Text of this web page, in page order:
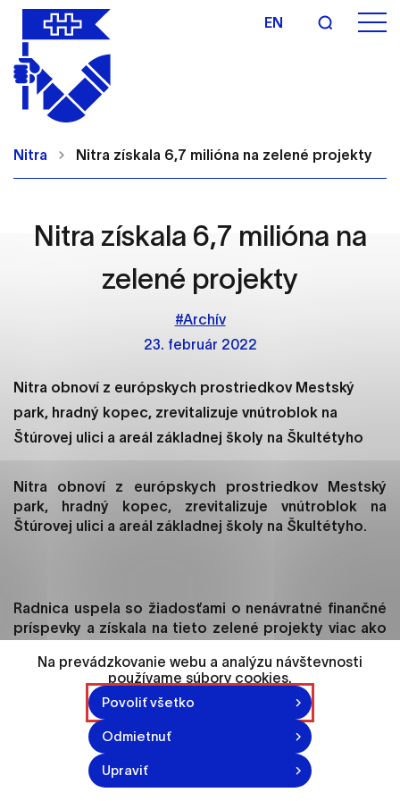
EN
Nitra Nitra získala 6,7 milióna na zelené projekty
Nitra získala 6,7 milióna na
zelené projekty
23. február 2022
#Archív
Nitra obnoví z európskych prostriedkov Mestský
park, hradný kopec, zrevitalizuje vnútroblok na
Štúrovej ulici a areál základnej školy na Škultétyho
Nitra obnoví z európskych prostriedkov Mestský
park, hradný kopec, zrevitalizuje vnútroblok na
Štúrovej ulici a areál základnej školy na Škultétyho.
Radnica uspela so žiadosťami o nenávratné finančné
príspevky a získala na tieto zelené projekty viac ako
Vynovené detské ihriská doplnené o inkluzívne prvky,
nová bohatšia výsadba, workout prvky pre seniorov,
zrevitalizované chodníky z prírodných materiálov,
pikniková lúka s miestami na grilovanie, vyhliadkové
mólo nad zvieracou oborou, ale aj nové osvetlenie,
lavičky či opravená žabia fontána. Mestský park v Nitre
Na prevádzkovanie webu a analýzu návštevnosti
používame súbory cookies.
Povoliť všetko
Odmietnuť
Upraviť
Nastavenie cookies
stránky môžu ukladať informácie o vašej aktivite a
preferenciách. Používajú sa napríklad k tomu, aby
okne.
Vyberte úroveň cookies, ktorú chcete povoliť
Technické súbory cookie sú pre prevádzku
uplatniteľnými tým, že umožňujú základné funkcie,
ako je navigácia na stránke a prístup k
zabezpečeným oblastiam webovej stránky. Bez
týchto súborov cookie nemôže web správne
Analytické cookies
Analytické cookies pomáhajú prevádzkovateľovi
zbierajú anonymne a nie je možné ich spojiť s
konkrétnou osobou.
Označiť všetko
Uložiť nastavenia
Viac informácií